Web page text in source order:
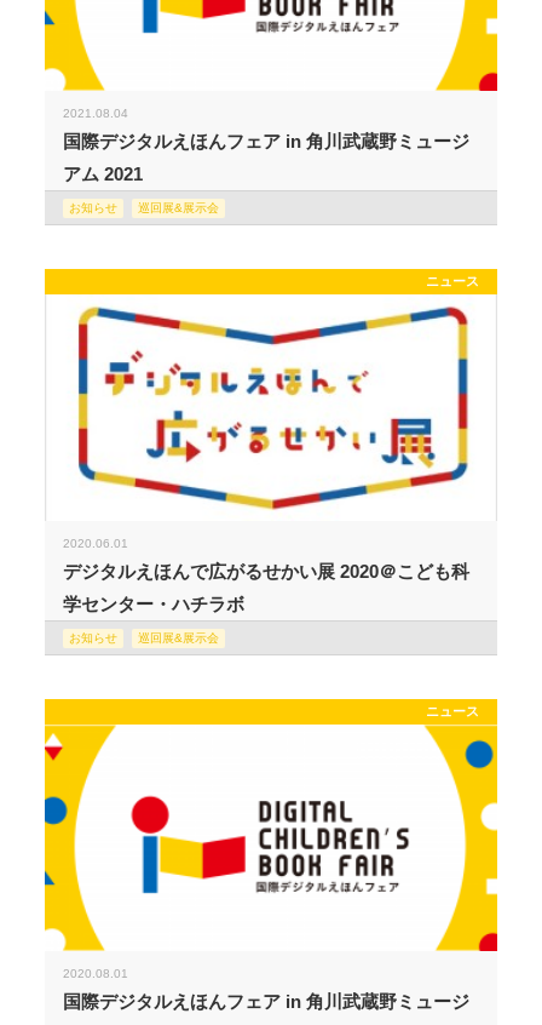
2021.08.04
国際デジタルえほんフェア in 角川武蔵野ミュージ
アム 2021
お知らせ 巡回展&展示会
ニュース
2020.06.01
デジタルえほんで広がるせかい展 2020＠こども科
学センター・ハチラボ
お知らせ 巡回展&展示会
ニュース
2020.08.01
国際デジタルえほんフェア in 角川武蔵野ミュージ